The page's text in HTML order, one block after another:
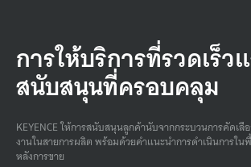
การให้บริการที่รวดเร็ว
สนับสนุนที่ครอบคลุม
KEYENCE ให้การสนับสนุนลูกค้านับจากกระบวนการคัดเ
งานในสายการผลิต พร้อมด้วยคําแนะนําการดําเนินการใ
หลังการขาย